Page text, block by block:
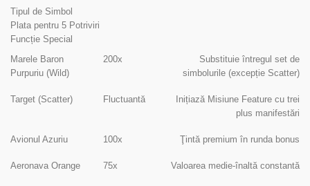
Tipul de Simbol
Plata pentru 5 Potriviri
Funcție Special
Marele Baron
Purpuriu (Wild)
200x
Substituie întregul set de
simbolurile (excepție Scatter)
Target (Scatter) Fluctuantă
Inițiază Misiune Feature cu trei
plus manifestări
Avionul Azuriu 100x Ţintă premium în runda bonus
Aeronava Orange 75x Valoarea medie-înaltă constantă